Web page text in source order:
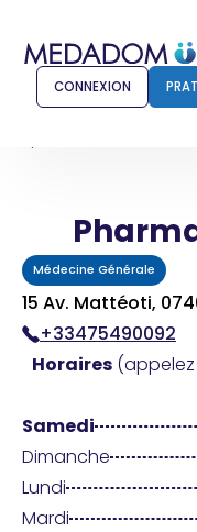
Comment ça
Pour les
Pharmacien
CONNEXION
Médecine Générale
15 Av. Mattéoti,
+33475490092
Horaires
Samedi
Dimanche
Lundi
Mardi